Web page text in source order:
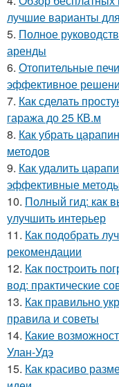
лучшие варианты
5. Полное
аренды
6. Отопительные
эффективное
7. Как сделать
гаража до 25 КВ.м
8. Как убрать
методов
9. Как удалить
эффективные
10. Полный гид: как
улучшить интерьер
11. Как подобрать
рекомендации
12. Как построить
вод: практические
13. Как правильно
правила и советы
14. Какие
Улан-Удэ
15. Как красиво